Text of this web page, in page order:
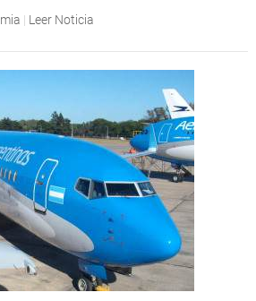
| Leer Noticia